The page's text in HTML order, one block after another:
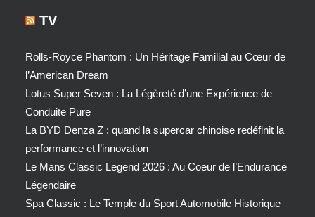
TV
Rolls-Royce Phantom : Un Héritage Familial au Cœur de
l’American Dream
Lotus Super Seven : La Légèreté d’une Expérience de
Conduite Pure
La BYD Denza Z : quand la supercar chinoise redéfinit la
performance et l’innovation
Le Mans Classic Legend 2026 : Au Coeur de l’Endurance
Légendaire
Spa Classic : Le Temple du Sport Automobile Historique